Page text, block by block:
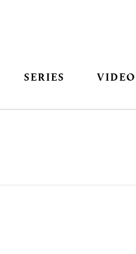
SERIES VIDEO